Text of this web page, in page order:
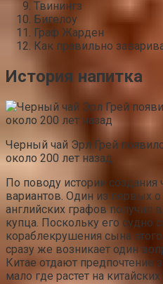
Твинингз
Бигелоу
Граф Жарден
Как правильно
История напитка
Черный чай Эрл Грей
около 200 лет назад
По поводу истории создания
вариантов. Один из первых о
английских графов получил
купца. Поскольку его судно
кораблекрушения сына
сразу же возникает один
Китае отдают предпочтение
мало где растет на китайских